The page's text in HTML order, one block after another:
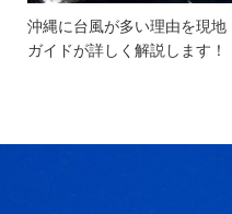
沖縄に台風が多い理由を現地
ガイドが詳しく解説します！